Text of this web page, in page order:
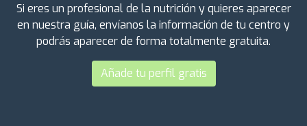
Si eres un profesional de la nutrición y quieres aparecer
en nuestra guía, envíanos la información de tu centro y
podrás aparecer de forma totalmente gratuita.
Añade tu perfil gratis